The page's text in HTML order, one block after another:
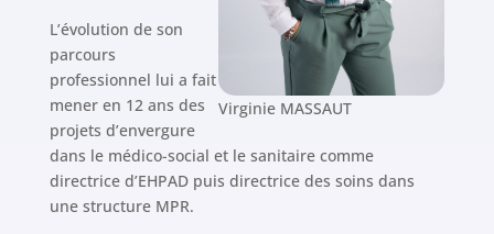
Virginie MASSAUT
L’évolution de son
parcours
professionnel lui a fait
mener en 12 ans des
projets d’envergure
dans le médico-social et le sanitaire comme
directrice d’EHPAD puis directrice des soins dans
une structure MPR.